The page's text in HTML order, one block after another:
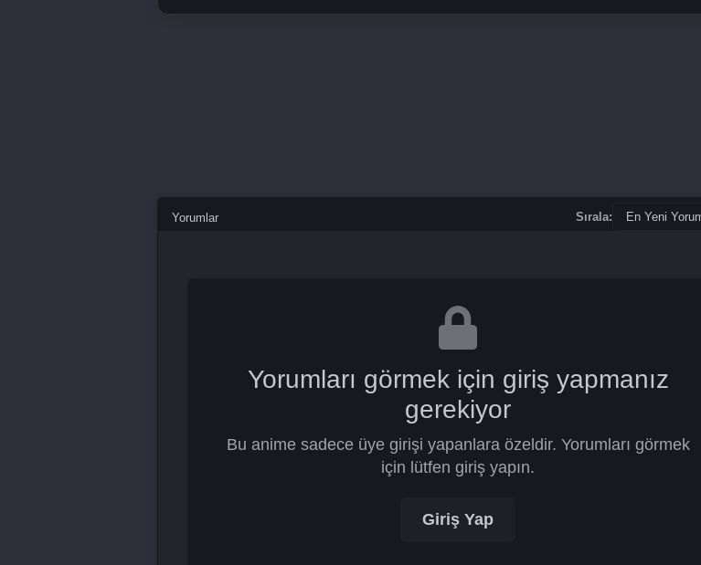
Yorumlar Sırala:
Yorumları görmek için giriş yapmanız
gerekiyor
Bu anime sadece üye girişi yapanlara özeldir. Yorumları görmek
için lütfen giriş yapın.
Giriş Yap